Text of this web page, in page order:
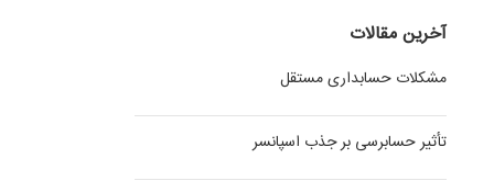
آخرین مقالات
مشکلات حسابداری مستقل
تأثیر حسابرسی بر جذب اسپانسر